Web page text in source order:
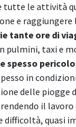
tutte le attività
e raggiungere
tante ore di
pulmini, taxi e
spesso
in
delle piogge
il
difficoltà, quasi